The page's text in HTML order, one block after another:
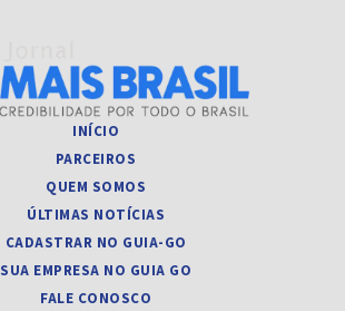
INÍCIO
PARCEIROS
QUEM SOMOS
ÚLTIMAS NOTÍCIAS
CADASTRAR NO GUIA-GO
SUA EMPRESA NO GUIA GO
FALE CONOSCO